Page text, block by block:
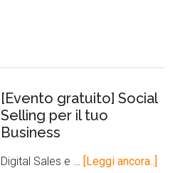
[Evento gratuito] Social
Selling per il tuo
Business
Digital Sales e … [Leggi ancora..]